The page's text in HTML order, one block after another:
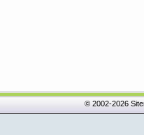
© 2002-2026